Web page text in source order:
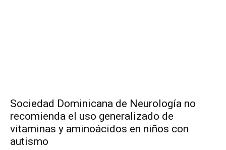
Sociedad Dominicana de Neurología no
recomienda el uso generalizado de
vitaminas y aminoácidos en niños con
autismo